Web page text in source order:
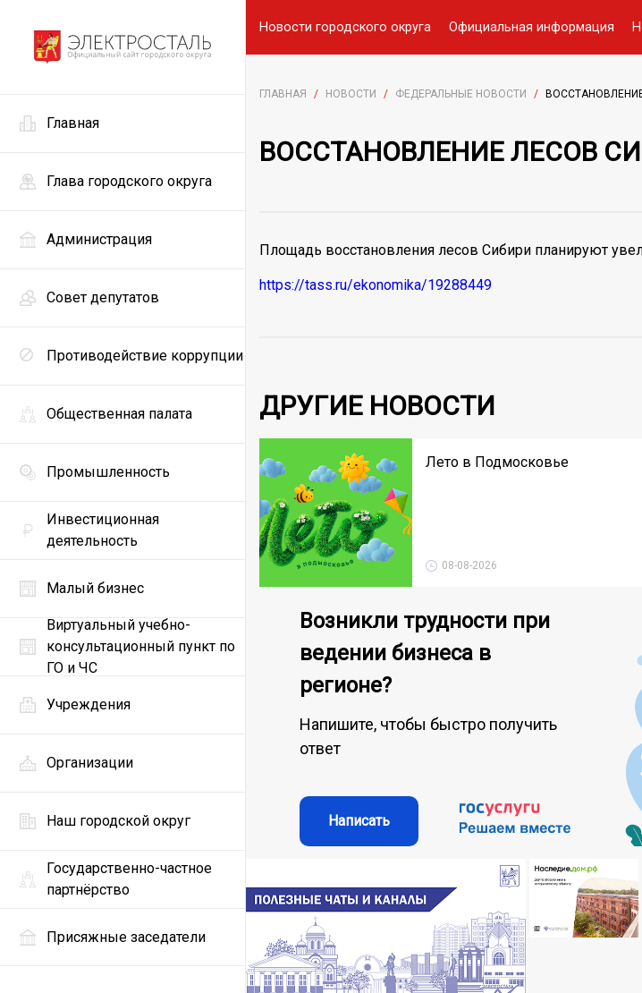
Главная
Глава городского округа
Администрация
Совет депутатов
Противодействие коррупции
Общественная палата
Промышленность
Инвестиционная
деятельность
Малый бизнес
Виртуальный учебно-
консультационный пункт по
ГО и ЧС
Учреждения
Организации
Наш городской округ
Государственно-частное
партнёрство
Присяжные заседатели
Новости городского округа Официальная информация
ГЛАВНАЯ / НОВОСТИ / ФЕДЕРАЛЬНЫЕ НОВОСТИ /
ВОССТАНОВЛЕНИЕ ЛЕСОВ
Площадь восстановления лесов Сибири планируют
https://tass.ru/ekonomika/19288449
ДРУГИЕ НОВОСТИ
Лето в Подмосковье
08-08-2026
Возникли трудности при
ведении бизнеса в
регионе?
Напишите, чтобы быстро получить
ответ
Написать